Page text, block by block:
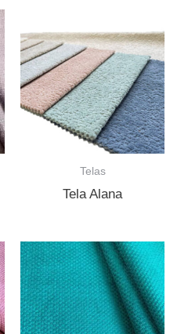
Telas
Tela Alana